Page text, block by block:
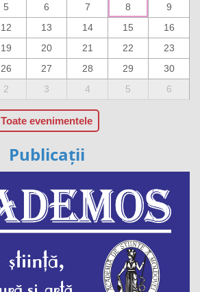
5 6 7 8
9
12 13 14 15
16
19 20 21 22
23
26 27 28 29
30
2 3 4 5 6
Toate evenimentele
Publicații